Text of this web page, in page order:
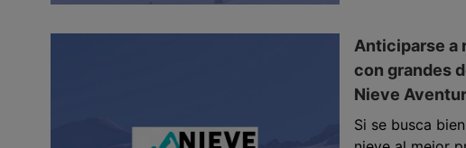
Anticiparse a
con grandes
Nieve
Si se busca